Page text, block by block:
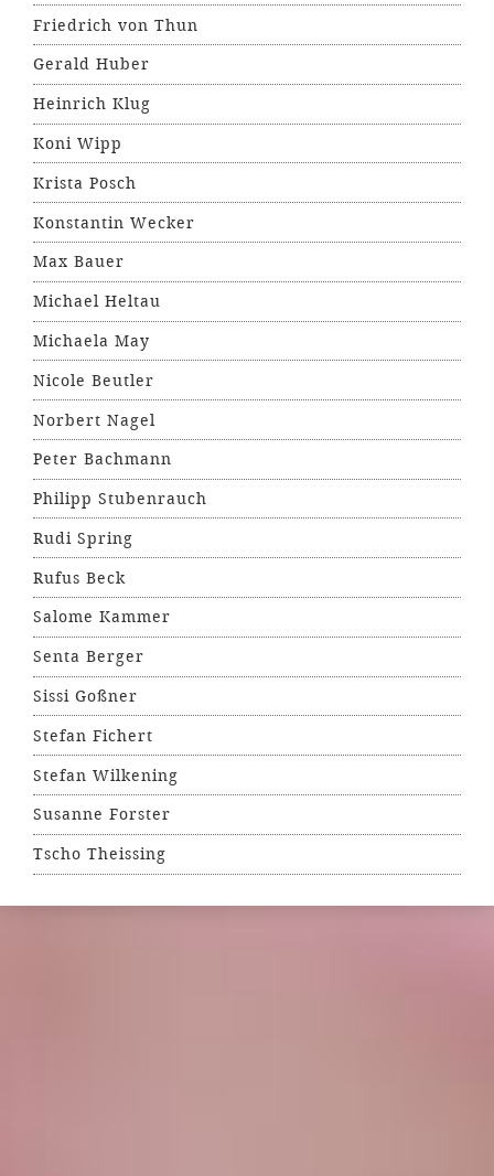
Friedrich von Thun
Gerald Huber
Heinrich Klug
Koni Wipp
Krista Posch
Konstantin Wecker
Max Bauer
Michael Heltau
Michaela May
Nicole Beutler
Norbert Nagel
Peter Bachmann
Philipp Stubenrauch
Rudi Spring
Rufus Beck
Salome Kammer
Senta Berger
Sissi Goßner
Stefan Fichert
Stefan Wilkening
Susanne Forster
Tscho Theissing